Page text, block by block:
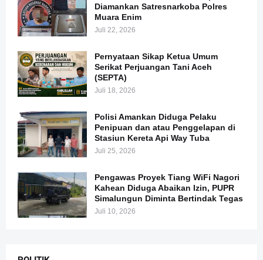
Diamankan Satresnarkoba Polres
Muara Enim
Juli 22, 2026
Pernyataan Sikap Ketua Umum
Serikat Perjuangan Tani Aceh
(SEPTA)
Juli 18, 2026
Polisi Amankan Diduga Pelaku
Penipuan dan atau Penggelapan di
Stasiun Kereta Api Way Tuba
Juli 25, 2026
Pengawas Proyek Tiang WiFi Nagori
Kahean Diduga Abaikan Izin, PUPR
Simalungun Diminta Bertindak Tegas
Juli 10, 2026